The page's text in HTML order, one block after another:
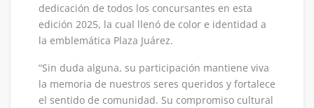
dedicación de todos los concursantes en esta
edición 2025, la cual llenó de color e identidad a
la emblemática Plaza Juárez.
“Sin duda alguna, su participación mantiene viva
la memoria de nuestros seres queridos y fortalece
el sentido de comunidad. Su compromiso cultural